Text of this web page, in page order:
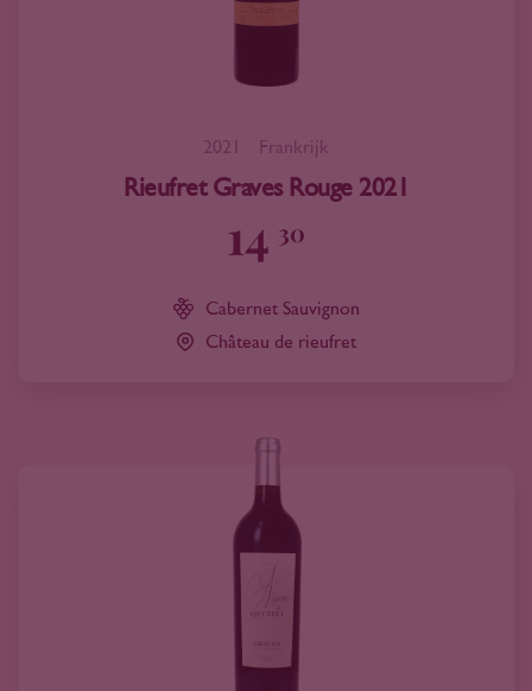
2021 Frankrijk
Rieufret Graves Rouge 2021
14 30
Cabernet Sauvignon
Château de rieufret